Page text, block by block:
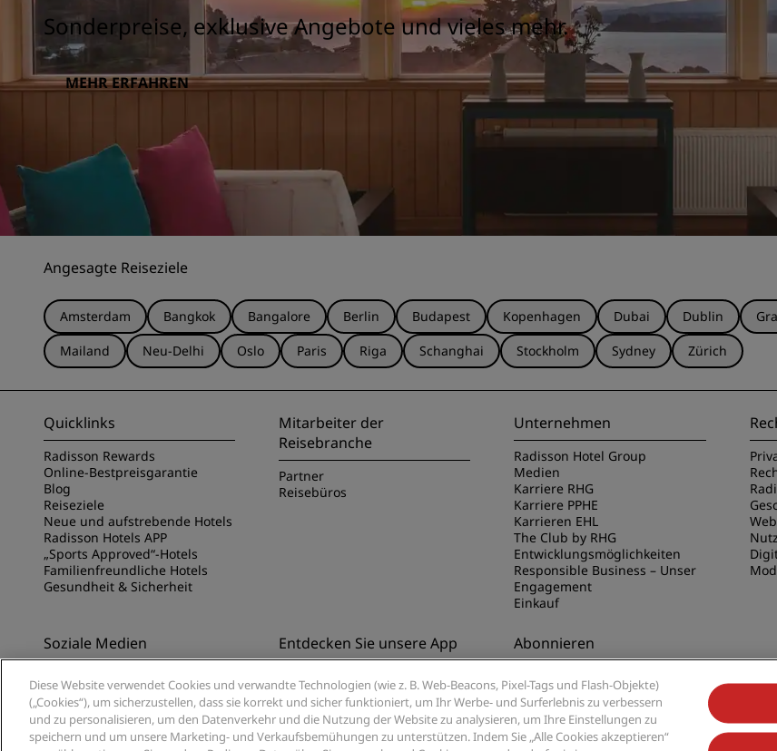
Sonderpreise, exklusive Angebote und vieles mehr.
MEHR ERFAHREN
Angesagte Reiseziele
Amsterdam Bangkok Bangalore Berlin Budapest Kopenhagen Dubai Dublin
Mailand
Neu-Delhi Oslo Paris Riga Schanghai Stockholm Sydney Zürich
Quicklinks
Radisson Rewards
Online-Bestpreisgarantie
Blog
Reiseziele
Neue und aufstrebende Hotels
Radisson Hotels APP
„Sports Approved“-Hotels
Familienfreundliche Hotels
Gesundheit & Sicherheit
Mitarbeiter der
Reisebranche
Partner
Reisebüros
Unternehmen
Radisson Hotel Group
Medien
Karriere RHG
Karriere PPHE
Karrieren EHL
The Club by RHG
Entwicklungsmöglichkeiten
Responsible Business – Unser
Engagement
Einkauf
Soziale Medien
Marken von Radisson Hotels
Entdecken Sie unsere App
Entdecken Sie die Radisson Hotels
App
Abonnieren
Verpassen Sie niemals unsere
beliebtesten Angebote
Diese Website verwendet Cookies und verwandte Technologien (wie z. B. Web-Beacons, Pixel-Tags und Flash-Objekte)
(„Cookies“), um sicherzustellen, dass sie korrekt und sicher funktioniert, um Ihr Werbe- und Surferlebnis zu verbessern
und zu personalisieren, um den Datenverkehr und die Nutzung der Website zu analysieren, um Ihre Einstellungen zu
speichern und um unsere Marketing- und Verkaufsbemühungen zu unterstützen. Indem Sie „Alle Cookies akzeptieren“